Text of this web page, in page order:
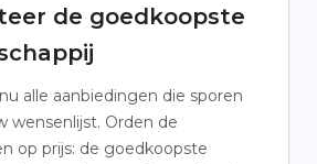
de goedkoopste
alle aanbiedingen die sporen
wensenlijst. Orden de
op prijs: de goedkoopste